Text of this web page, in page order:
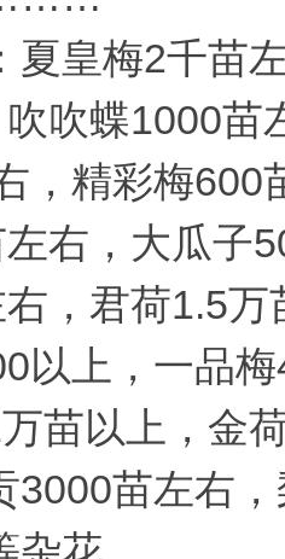
夏皇梅2千苗
吹蝶1000苗
，精彩梅600
右，大瓜子
，君荷1.5
以上，一品
万苗以上，金
3000苗左右